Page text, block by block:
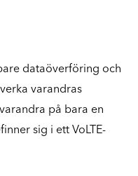
dataöverföring och
varandras
på bara en
sig i ett VoLTE-